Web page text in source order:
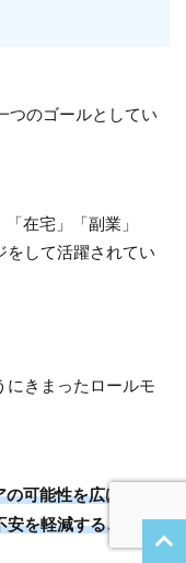
つのゴールとしてい
在宅」「副業」
をして活躍されてい
にきまったロールモ
可能性を広げ、い
安を軽減することに